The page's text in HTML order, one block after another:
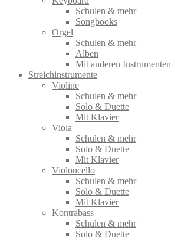
Schulen & mehr
Songbooks
Orgel
Schulen & mehr
Alben
Mit anderen Instrumenten
Streichinstrumente
Violine
Schulen & mehr
Solo & Duette
Mit Klavier
Viola
Schulen & mehr
Solo & Duette
Mit Klavier
Violoncello
Schulen & mehr
Solo & Duette
Mit Klavier
Kontrabass
Schulen & mehr
Solo & Duette